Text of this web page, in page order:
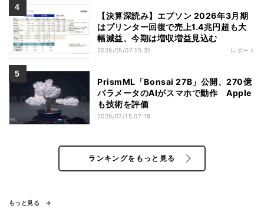
【決算深読み】エプソン 2026年3月期
はプリンター回復で売上1.4兆円超も大
幅減益、今期は増収増益見込む
2026/05/07 15:31 レポート
PrismML「Bonsai 27B」公開、270億
パラメータのAIがスマホで動作 Apple
も技術を評価
2026/07/15 07:18
ランキングをもっと見る
もっと見る